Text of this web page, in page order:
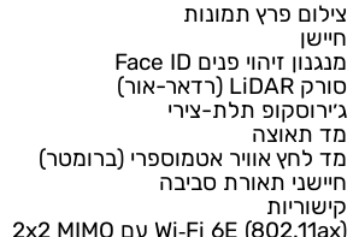
צילום פרץ תמונות
חיישן
מנגנון זיהוי פנים Face ID
סורק LiDAR (רדאר-אור)
ג׳ירוסקופ תלת-צירי
מד תאוצה
מד לחץ אוויר אטמוספרי (ברומטר)
חיישני תאורת סביבה
קישוריות
Wi‐Fi 6E (802.11ax) עם 2x2 MIMO